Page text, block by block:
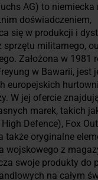
AG) to niemiecka
doświadczeniem,
się w produkcji i
sprzętu militarnego,
Założona w 1981
w Bawarii, jest
europejskich
W jej ofercie
marek, takich
Defence), Fox
także oryginalne
wojskowego z
swoje produkty do
na całym